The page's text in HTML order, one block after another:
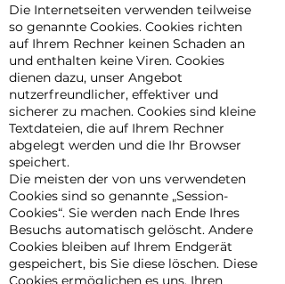
Die Internetseiten verwenden teilweise
so genannte Cookies. Cookies richten
auf Ihrem Rechner keinen Schaden an
und enthalten keine Viren. Cookies
dienen dazu, unser Angebot
nutzerfreundlicher, effektiver und
sicherer zu machen. Cookies sind kleine
Textdateien, die auf Ihrem Rechner
abgelegt werden und die Ihr Browser
speichert.
Die meisten der von uns verwendeten
Cookies sind so genannte „Session-
Cookies“. Sie werden nach Ende Ihres
Besuchs automatisch gelöscht. Andere
Cookies bleiben auf Ihrem Endgerät
gespeichert, bis Sie diese löschen. Diese
Cookies ermöglichen es uns, Ihren